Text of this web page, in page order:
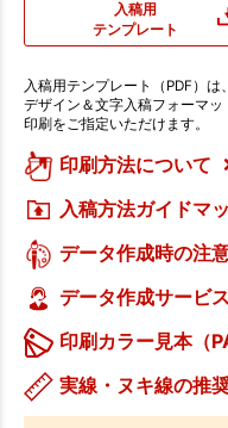
入稿用
テンプレート
入稿用テンプレート（PDF）は
デザイン＆文字入稿フォーマ
印刷をご指定いただけます。
印刷方法について
入稿方法ガイドマ
データ作成時の注
データ作成サービ
印刷カラー見本（
実線・ヌキ線の推